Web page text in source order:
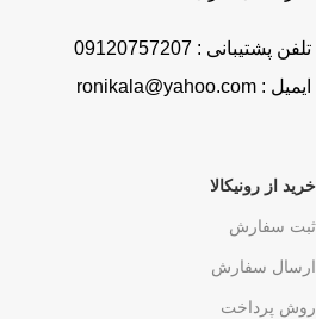
تلفن پشتیبانی : 09120757207
ایمیل : ronikala@yahoo.com
خرید از رونیکالا
ثبت سفارش
ارسال سفارش
روش پرداخت